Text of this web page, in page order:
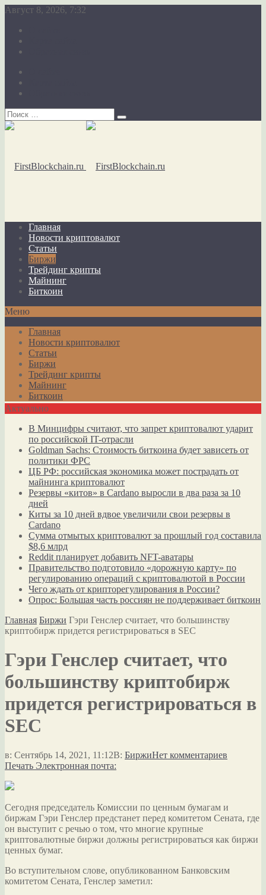
Август 8, 2026, 7:32
Главная
Новости криптовалют
Статьи
Биржи
Трейдинг крипты
Майнинг
Биткоин
Меню
Главная
Новости криптовалют
Статьи
Биржи
Трейдинг крипты
Майнинг
Биткоин
Актуально
В Минцифры считают, что запрет криптовалют ударит
по российской IT-отрасли
Goldman Sachs: Стоимость биткоина будет зависеть от
политики ФРС
ЦБ РФ: российская экономика может пострадать от
майнинга криптовалют
Резервы «китов» в Cardano выросли в два раза за 10
дней
Киты за 10 дней вдвое увеличили свои резервы в
Cardano
Сумма отмытых криптовалют за прошлый год составила
$8,6 млрд
Reddit планирует добавить NFT-аватары
Правительство подготовило «дорожную карту» по
регулированию операций с криптовалютой в России
Чего ждать от крипторегулирования в России?
Опрос: Большая часть россиян не поддерживает биткоин
Главная Биржи Гэри Генслер считает, что большинству
криптобирж придется регистрироваться в SEC
Гэри Генслер считает, что
большинству криптобирж
придется регистрироваться в
SEC
в: Сентябрь 14, 2021, 11:12В: БиржиНет комментариев
Печать Электронная почта:
Сегодня председатель Комиссии по ценным бумагам и
биржам Гэри Генслер предстанет перед комитетом Сената, где
он выступит с речью о том, что многие крупные
криптовалютные биржи должны регистрироваться как биржи
ценных бумаг.
Во вступительном слове, опубликованном Банковским
комитетом Сената, Генслер заметил: